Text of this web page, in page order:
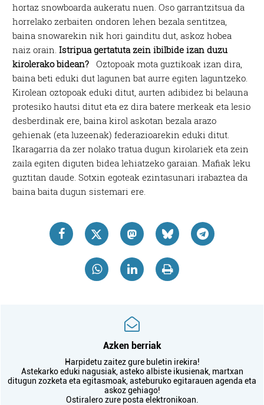
hortaz snowboarda aukeratu nuen. Oso garrantzitsua da
horrelako zerbaiten ondoren lehen bezala sentitzea,
baina snowarekin nik hori gainditu dut, askoz hobea
naiz orain.Istripua gertatuta zein ibilbide izan duzu
kirolerako bidean? Oztopoak mota guztikoak izan dira,
baina beti eduki dut lagunen bat aurre egiten laguntzeko.
Kirolean oztopoak eduki ditut, aurten adibidez bi belauna
protesiko hautsi ditut eta ez dira batere merkeak eta lesio
desberdinak ere, baina kirol askotan bezala arazo
gehienak (eta luzeenak) federazioarekin eduki ditut.
Ikaragarria da zer nolako tratua dugun kirolariek eta zein
zaila egiten diguten bidea lehiatzeko garaian. Mafiak leku
guztitan daude. Sotxin egoteak ezintasunari irabaztea da
baina baita dugun sistemari ere.
Azken berriak
Harpidetu zaitez gure buletin irekira!
Astekarko eduki nagusiak, asteko albiste ikusienak, martxan
ditugun zozketa eta egitasmoak, asteburuko egitarauen agenda eta
askoz gehiago!
Ostiralero zure posta elektronikoan.